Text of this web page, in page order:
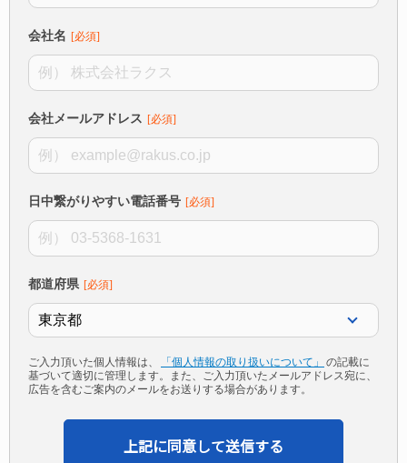
会社名
会社メールアドレス
日中繋がりやすい電話番号
都道府県
ご入力頂いた個人情報は、 「個人情報の取り扱いについて」
の記載に
基づいて適切に管理します。また、ご入力頂いたメールアドレス宛に、
広告を含むご案内のメールをお送りする場合があります。